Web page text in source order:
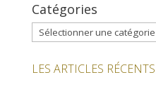
Catégories
Catégories
LES ARTICLES RÉCENTS